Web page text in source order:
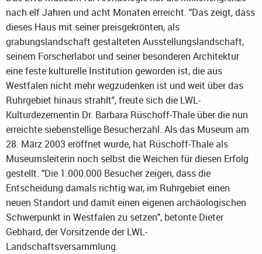
nach elf Jahren und acht Monaten erreicht. "Das zeigt, dass
dieses Haus mit seiner preisgekrönten, als
grabungslandschaft gestalteten Ausstellungslandschaft,
seinem Forscherlabor und seiner besonderen Architektur
eine feste kulturelle Institution geworden ist, die aus
Westfalen nicht mehr wegzudenken ist und weit über das
Ruhrgebiet hinaus strahlt", freute sich die LWL-
Kulturdezernentin Dr. Barbara Rüschoff-Thale über die nun
erreichte siebenstellige Besucherzahl. Als das Museum am
28. März 2003 eröffnet wurde, hat Rüschoff-Thale als
Museumsleiterin noch selbst die Weichen für diesen Erfolg
gestellt. "Die 1.000.000 Besucher zeigen, dass die
Entscheidung damals richtig war, im Ruhrgebiet einen
neuen Standort und damit einen eigenen archäologischen
Schwerpunkt in Westfalen zu setzen", betonte Dieter
Gebhard, der Vorsitzende der LWL-
Landschaftsversammlung.